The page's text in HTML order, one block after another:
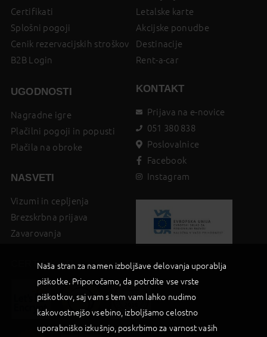
Certifikati
Splošni pogoji
Cenik rezervacijskih stroškov
B2B Login
UGODNOSTI
Nagradne igre
Plačilni pogoji in popusti
Plačila na obroke
NASVETI
Vizumi in cepljenja
Brezskrbna prijava
Zavarovanja
Letalske karte
Akcijske ponudbe
Destinacije
Rent-a-car
KONTAKT
Prijava na e-novice
051 380 838
Poslovalnice
Facebook
Instagram
CERTIFIKATI
Naša stran za namen izboljšave delovanja uporablja
piškotke. Priporočamo, da potrdite vse vrste
piškotkov, saj vam s tem vam lahko nudimo
kakovostnejšo vsebino, izboljšamo celostno
uporabniško izkušnjo, poskrbimo za varnost vaših